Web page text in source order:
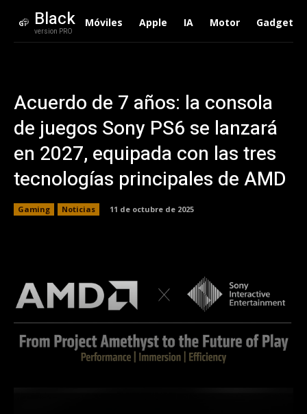
Black
version PRO
Móviles Apple IA Motor Gadgets
Acuerdo de 7 años: la consola
de juegos Sony PS6 se lanzará
en 2027, equipada con las tres
tecnologías principales de AMD
Gaming Noticias 11 de octubre de 2025